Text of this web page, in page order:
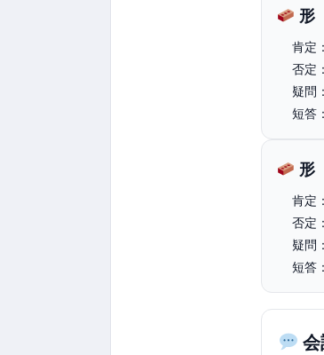
形
肯定
否定
疑問
短答
形
肯定：
否定：
疑問：
短答